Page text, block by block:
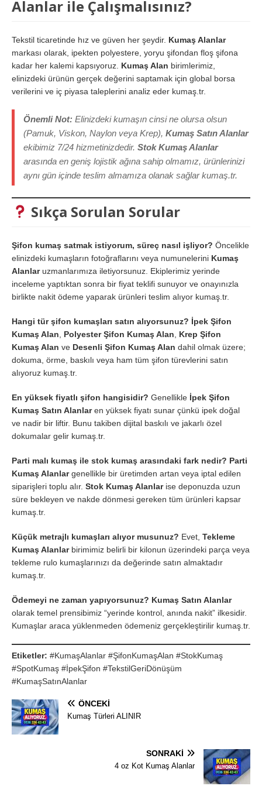
Alanlar ile Çalışmalısınız?
Tekstil ticaretinde hız ve güven her şeydir. Kumaş Alanlar
markası olarak, ipekten polyestere, yoryu şifondan floş şifona
kadar her kalemi kapsıyoruz. Kumaş Alan birimlerimiz,
elinizdeki ürünün gerçek değerini saptamak için global borsa
verilerini ve iç piyasa taleplerini analiz eder kumaş.tr.
Önemli Not: Elinizdeki kumaşın cinsi ne olursa olsun
(Pamuk, Viskon, Naylon veya Krep), Kumaş Satın Alanlar
ekibimiz 7/24 hizmetinizdedir. Stok Kumaş Alanlar
arasında en geniş lojistik ağına sahip olmamız, ürünlerinizi
aynı gün içinde teslim almamıza olanak sağlar kumaş.tr.
Sıkça Sorulan Sorular
Şifon kumaş satmak istiyorum, süreç nasıl işliyor? Öncelikle
elinizdeki kumaşların fotoğraflarını veya numunelerini Kumaş
Alanlaruzmanlarımıza iletiyorsunuz. Ekiplerimiz yerinde
inceleme yaptıktan sonra bir fiyat teklifi sunuyor ve onayınızla
birlikte nakit ödeme yaparak ürünleri teslim alıyor kumaş.tr.
Hangi tür şifon kumaşları satın alıyorsunuz? İpek Şifon
Kumaş Alan
Polyester Şifon Kumaş Alan
Krep Şifon
Kumaş Alan ve Desenli Şifon Kumaş Alan dahil olmak üzere;
dokuma, örme, baskılı veya ham tüm şifon türevlerini satın
alıyoruz kumaş.tr.
En yüksek fiyatlı şifon hangisidir? Genellikle İpek Şifon
Kumaş Satın Alanlaren yüksek fiyatı sunar çünkü ipek doğal
ve nadir bir liftir. Bunu takiben dijital baskılı ve jakarlı özel
dokumalar gelir kumaş.tr.
Parti malı kumaş ile stok kumaş arasındaki fark nedir? Parti
Kumaş Alanlargenellikle bir üretimden artan veya iptal edilen
siparişleri toplu alır. Stok Kumaş Alanlarise deponuzda uzun
süre bekleyen ve nakde dönmesi gereken tüm ürünleri kapsar
kumaş.tr.
Küçük metrajlı kumaşları alıyor musunuz? Evet, Tekleme
Kumaş Alanlarbirimimiz belirli bir kilonun üzerindeki parça veya
tekleme rulo kumaşlarınızı da değerinde satın almaktadır
kumaş.tr.
Ödemeyi ne zaman yapıyorsunuz? Kumaş Satın Alanlar
olarak temel prensibimiz “yerinde kontrol, anında nakit” ilkesidir.
Kumaşlar araca yüklenmeden ödemeniz gerçekleştirilir kumaş.tr.
Etiketler: #KumaşAlanlar #ŞifonKumaşAlan #StokKumaş
#SpotKumaş #İpekŞifon #TekstilGeriDönüşüm
#KumaşSatınAlanlar
ÖNCEKI
Kumaş Türleri ALINIR
SONRAKI
4 oz Kot Kumaş Alanlar